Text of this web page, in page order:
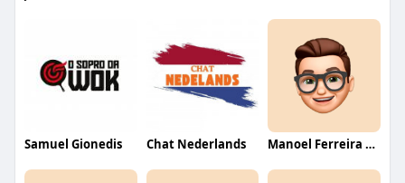
Samuel Gionedis Chat Nederlands Manoel Ferreira dos Santos junior